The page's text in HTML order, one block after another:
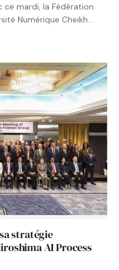
ce mardi, la Fédération
Numérique Cheikh
stratégie
AI Process